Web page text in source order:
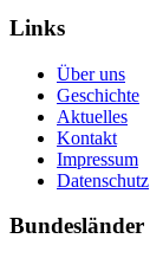
Links
Über uns
Geschichte
Aktuelles
Kontakt
Impressum
Datenschutz
Bundesländer